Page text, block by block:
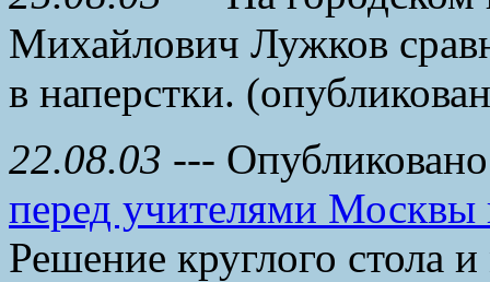
Михайлович Лужков
в наперстки.
22.08.03 ---
перед учителями
Решение круглого стола